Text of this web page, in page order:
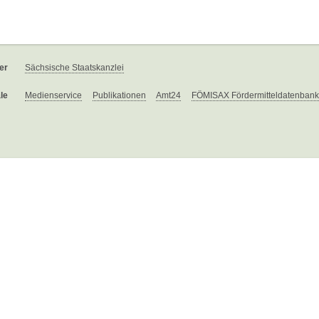
Sächsische Staatskanzlei
Medienservice Publikationen Amt24 FÖMISAX Fördermitteldatenbank